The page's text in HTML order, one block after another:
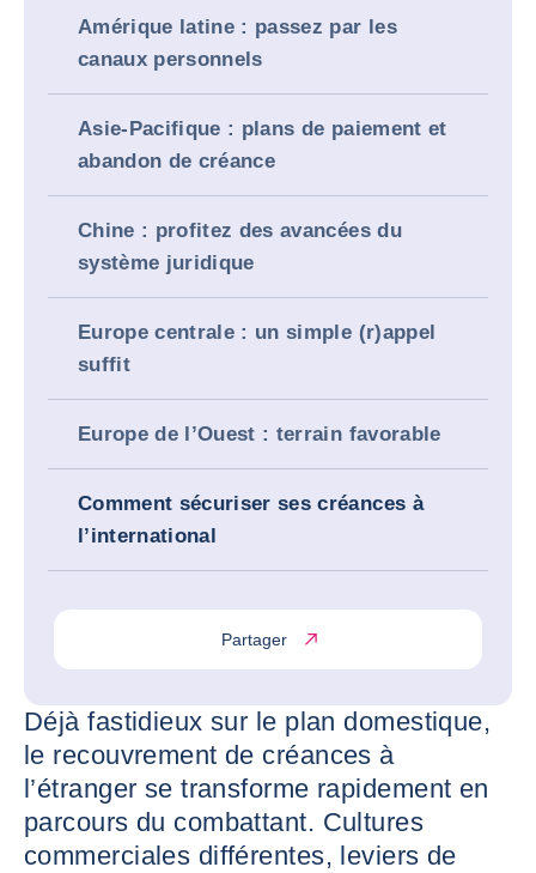
Amérique latine : passez par les
canaux personnels
Asie-Pacifique : plans de paiement et
abandon de créance
Chine : profitez des avancées du
système juridique
Europe centrale : un simple (r)appel
suffit
Europe de l’Ouest : terrain favorable
Comment sécuriser ses créances à
l’international
Partager
Déjà fastidieux sur le plan domestique,
le recouvrement de créances à
l’étranger se transforme rapidement en
parcours du combattant. Cultures
commerciales différentes, leviers de